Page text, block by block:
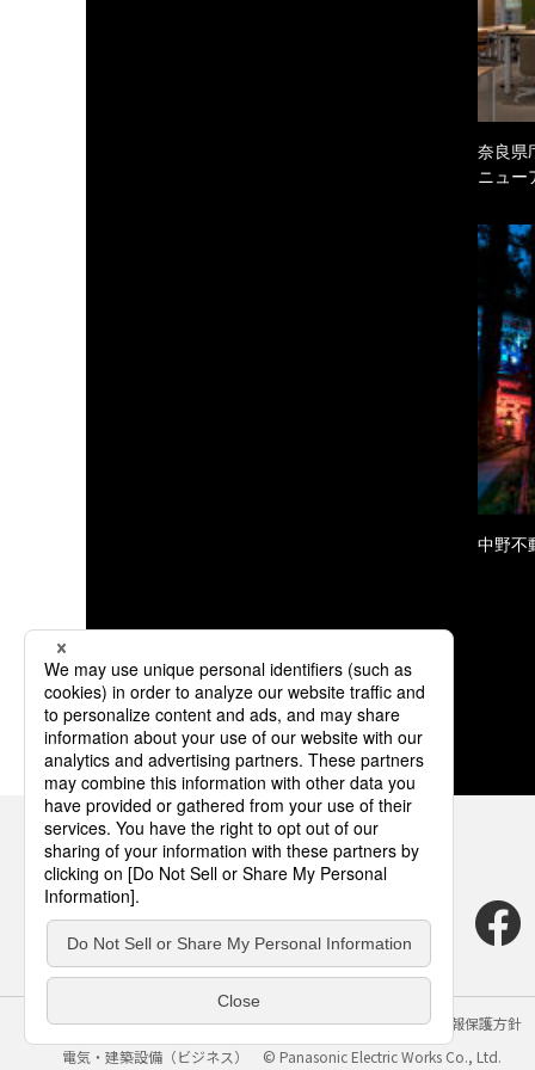
奈良
ニュー
中野
サイトのご利用にあたって クッキーポリシー
個人情報保護方針
電気・建築設備（ビジネス）
© Panasonic Electric Works Co., Ltd.